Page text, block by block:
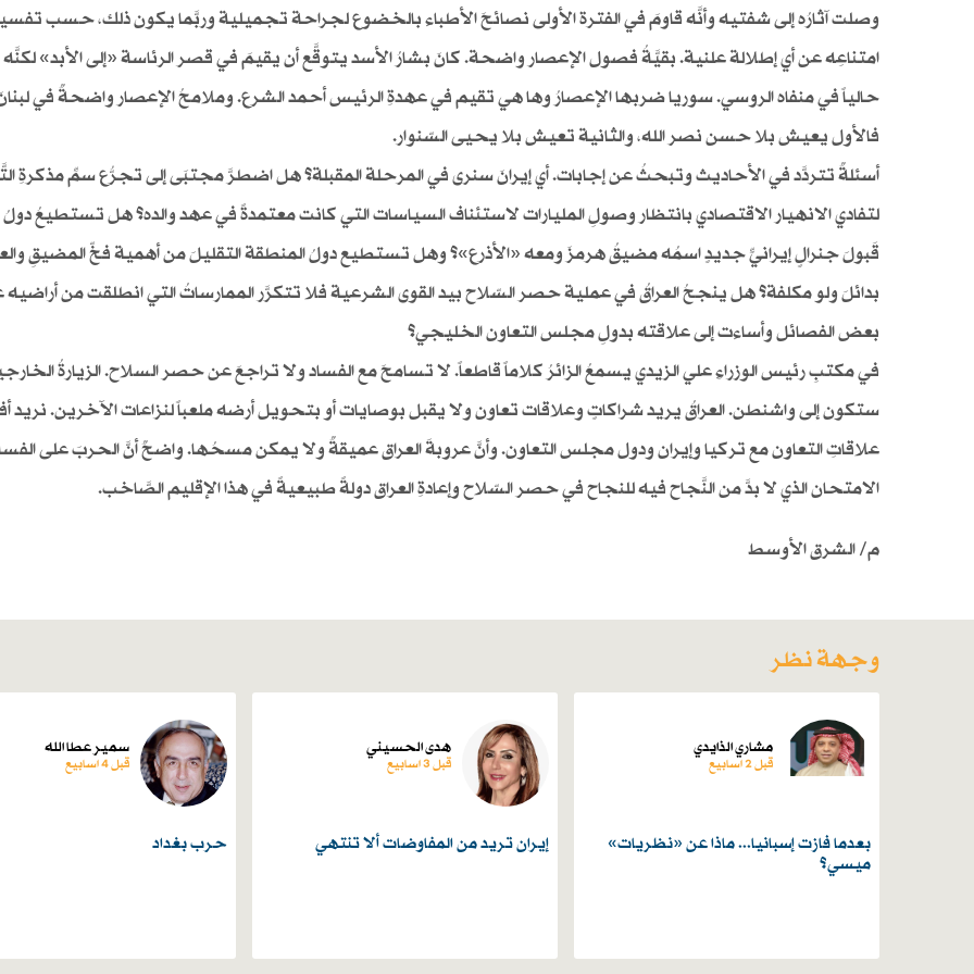
وصلت آثارُه إلى شفتيه وأنَّه قاومَ في الفترة الأولى نصائحَ الأطباء بالخضوع لجراحة تجميلية وربَّما يكون ذلك، حسب
امتناعِه عن أي إطلالة علنية. بقيَّةُ فصول الإعصار واضحة. كانَ بشارُ الأسد يتوقَّع أن يقيمَ في قصر الرئاسة «إلى الأبد»
حالياً في منفاه الروسي. سوريا ضربها الإعصارُ وها هي تقيم في عهدةِ الرئيس أحمد الشرع. وملامحُ الإعصار واضحةٌ في
فالأول يعيش بلا حسن نصر الله، والثانية تعيش بلا يحيى السّنوار.
أسئلةٌ تتردَّد في الأحاديث وتبحثُ عن إجابات. أي إيرانَ سنرى في المرحلة المقبلة؟ هل اضطرَّ مجتبَى إلى تجرُّع سمِّ مذكرةِ
لتفادي الانهيار الاقتصادي بانتظار وصولِ المليارات لاستئناف السياسات التي كانت معتمدةً في عهد والده؟ هل تستطيعُ
قَبولَ جنرالٍ إيرانيٍّ جديدٍ اسمُه مضيقُ هرمزَ ومعه «الأذرع»؟ وهل تستطيع دولُ المنطقة التقليلَ من أهمية فخّ المضيقِ
بدائلَ ولو مكلفة؟ هل ينجحُ العراقُ في عملية حصر السّلاح بيد القوى الشرعية فلا تتكرَّر الممارساتُ التي انطلقت من أراضيه
بعض الفصائل وأساءت إلى علاقته بدولِ مجلس التعاون الخليجي؟
في مكتبِ رئيس الوزراءِ علي الزيدي يسمعُ الزائرُ كلاماً قاطعاً. لا تسامحَ مع الفساد ولا تراجعَ عن حصر السلاح. الزيارةُ
ستكون إلى واشنطن. العراقُ يريد شراكاتٍ وعلاقات تعاون ولا يقبل بوصايات أو بتحويل أرضه ملعباً لنزاعات الآخرين. نريد
علاقاتِ التعاون مع تركيا وإيران ودول مجلس التعاون. وأنَّ عروبةَ العراق عميقةٌ ولا يمكن مسحُها. واضحٌ أنَّ الحربَ على
الامتحان الذي لا بدَّ من النَّجاح فيه للنجاح في حصر السّلاح وإعادةِ العراق دولةً طبيعيةً في هذا الإقليم الصَّاخب.
م/ الشرق الأوسط
وجهة نظر
مشاري الذايدي
قبل 2 اسابیع
بعدما فازت إسبانيا... ماذا عن «نظريات»
ميسي؟
هدى الحسيني
قبل 3 اسابیع
إيران تريد من المفاوضات ألا تنتهي
سمير عطا الله
قبل 4 اسابیع
حرب بغداد